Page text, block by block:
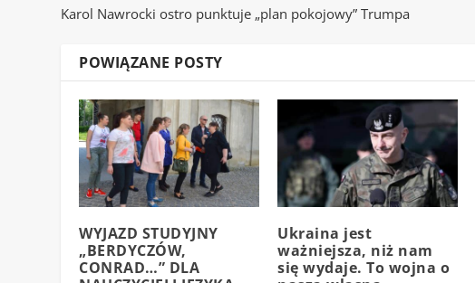
Karol Nawrocki ostro punktuje „plan pokojowy” Trumpa
POWIĄZANE POSTY
WYJAZD STUDYJNY
„BERDYCZÓW,
CONRAD…” DLA
Ukraina jest
ważniejsza, niż nam
się wydaje. To wojna o